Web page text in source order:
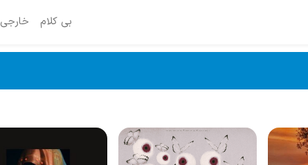
بی کلام خارجی